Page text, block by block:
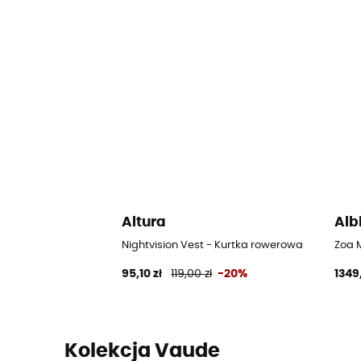
Altura
Nightvision Vest - Kurtka rowerowa
95,10 zł 119,00 zł -20%
Zoa
Kolekcja Vaude